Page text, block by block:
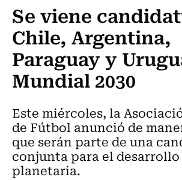
Se viene
Chile, Argentina,
Paraguay y
Mundial 2030
Este miércoles, la
de Fútbol anunció de
que serán parte de una
conjunta para el
planetaria.